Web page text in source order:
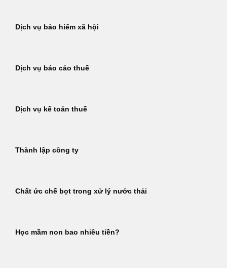
Dịch vụ bảo hiểm xã hội
Dịch vụ báo cáo thuế
Dịch vụ kế toán thuế
Thành lập công ty
Chất ức chế bọt trong xử lý nước thải
Học mầm non bao nhiêu tiền?